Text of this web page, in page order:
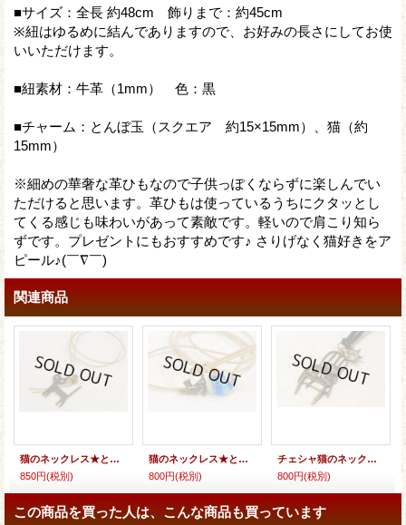
■サイズ：全長 約48cm 飾りまで：約45cm
※紐はゆるめに結んでありますので、お好みの長さにしてお使
いいただけます。
■紐素材：牛革（1mm） 色：黒
■チャーム：とんぼ玉（スクエア 約15×15mm）、猫（約
15mm）
※細めの華奢な革ひもなので子供っぽくならずに楽しんでい
ただけると思います。革ひもは使っているうちにクタッとし
てくる感じも味わいがあって素敵です。軽いので肩こり知ら
ずです。プレゼントにもおすすめです♪ さりげなく猫好きをア
ピール♪(￣∇￣)
関連商品
猫のネックレス★とんぼ玉
850円(税別)
猫のネックレス★とんぼ玉
800円(税別)
チェシャ猫のネックレス
800円(税別)
この商品を買った人は、こんな商品も買っています